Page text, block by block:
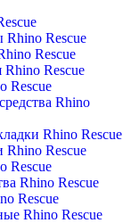
Rhino Rescue
Rescue
Rescue
Rescue
Rhino
Rhino Rescue
Rescue
Rescue
Rhino Rescue
Rescue
Rhino Rescue